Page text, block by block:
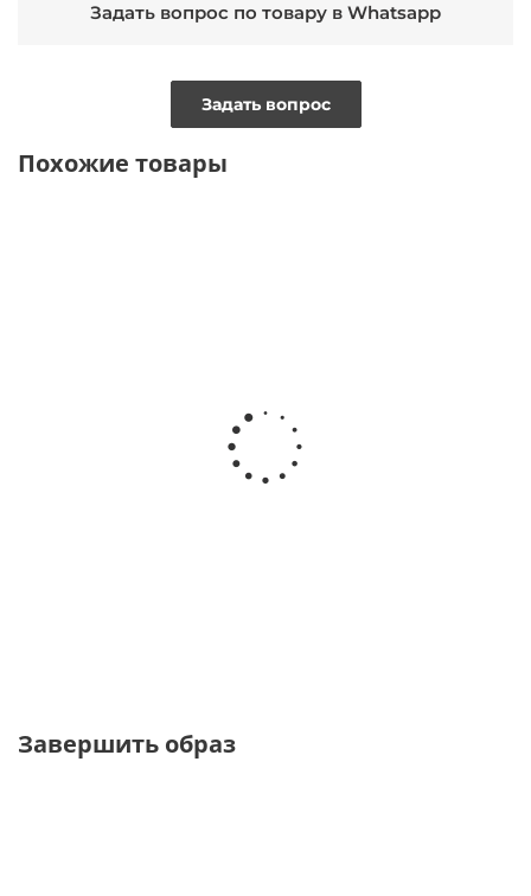
Задать вопрос по товару в Whatsapp
Задать вопрос
Похожие товары
Завершить образ